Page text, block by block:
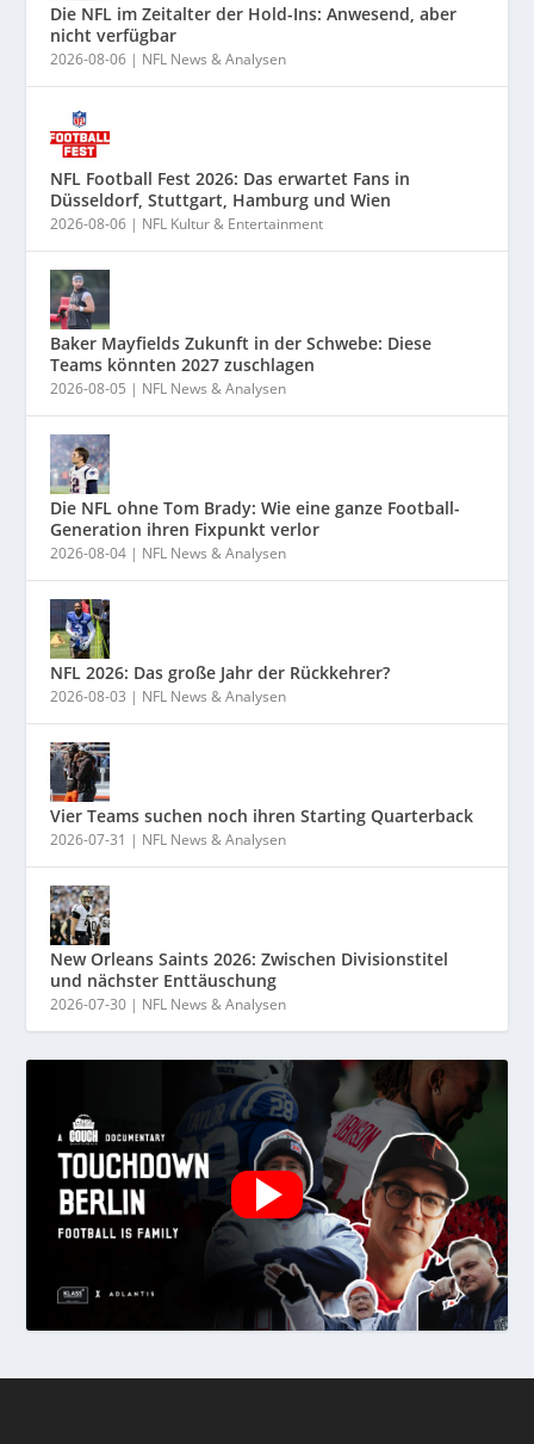
Die NFL im Zeitalter der Hold-Ins: Anwesend, aber
nicht verfügbar
2026-08-06 | NFL News & Analysen
NFL Football Fest 2026: Das erwartet Fans in
Düsseldorf, Stuttgart, Hamburg und Wien
2026-08-06 | NFL Kultur & Entertainment
Baker Mayfields Zukunft in der Schwebe: Diese
Teams könnten 2027 zuschlagen
2026-08-05 | NFL News & Analysen
Die NFL ohne Tom Brady: Wie eine ganze Football-
Generation ihren Fixpunkt verlor
2026-08-04 | NFL News & Analysen
NFL 2026: Das große Jahr der Rückkehrer?
2026-08-03 | NFL News & Analysen
Vier Teams suchen noch ihren Starting Quarterback
2026-07-31 | NFL News & Analysen
New Orleans Saints 2026: Zwischen Divisionstitel
und nächster Enttäuschung
2026-07-30 | NFL News & Analysen